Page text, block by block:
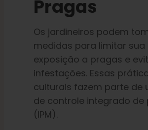
Pragas
Os jardineiros podem
medidas para limitar sua
exposição a pragas e
infestações. Essas
culturais fazem parte de
de controle integrado de
(IPM).